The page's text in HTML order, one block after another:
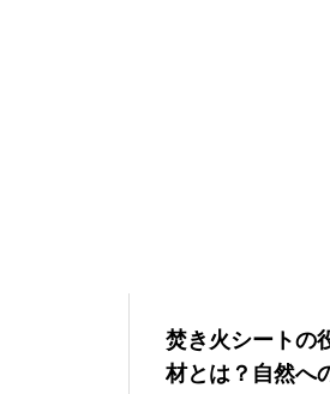
焚き火シートの
材とは？自然へ